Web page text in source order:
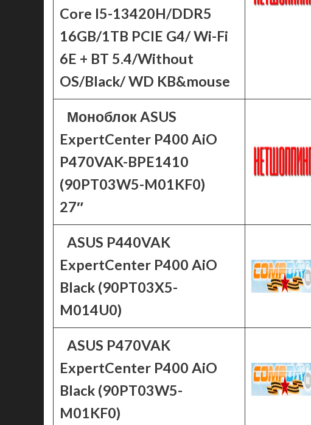
Core I5-13420H/DDR5
16GB/1TB PCIE G4/ Wi-Fi
6E + BT 5.4/Without
OS/Black/ WD KB&mouse
Моноблок ASUS
ExpertCenter P400 AiO
P470VAK-BPE1410
(90PT03W5-M01KF0)
27″
ASUS P440VAK
ExpertCenter P400 AiO
Black (90PT03X5-
M014U0)
ASUS P470VAK
ExpertCenter P400 AiO
Black (90PT03W5-
M01KF0)